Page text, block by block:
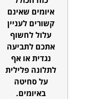
איומים שאינם
קשורים לעניין
עלול לחשוף
אתכם לתביעה
נגדית או אף
לתלונה פלילית
על סחיטה
באיומים.